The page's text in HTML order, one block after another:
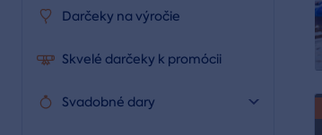
Darčeky na výročie
Skvelé darčeky k promócii
Svadobné dary